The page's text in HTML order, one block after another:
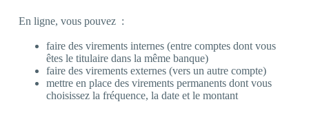
En ligne, vous pouvez :
faire des virements internes (entre comptes dont vous
êtes le titulaire dans la même banque)
faire des virements externes (vers un autre compte)
mettre en place des virements permanents dont vous
choisissez la fréquence, la date et le montant